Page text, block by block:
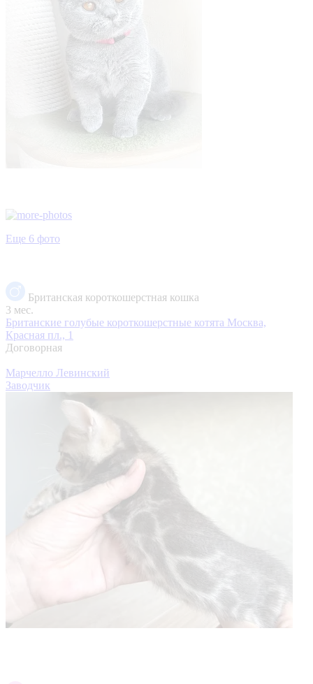
Еще 6 фото
Британская короткошерстная кошка
3 мес.
Британские голубые короткошерстные котята Москва,
Красная пл., 1
Договорная
Марчелло Левинский
Заводчик